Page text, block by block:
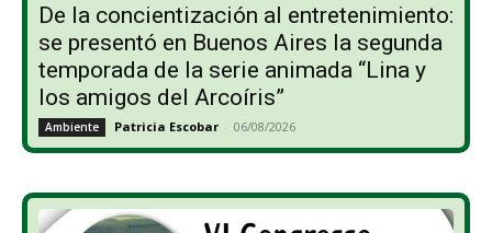
De la concientización al entretenimiento:
se presentó en Buenos Aires la segunda
temporada de la serie animada “Lina y
los amigos del Arcoíris”
Ambiente Patricia Escobar - 06/08/2026